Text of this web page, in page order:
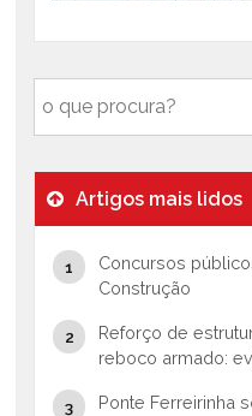
Artigos mais lidos
Concursos
Construção
Reforço de
reboco armado:
Ponte Ferreirinha